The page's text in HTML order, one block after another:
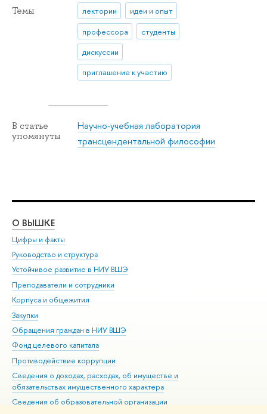
Темы лектории
идеи и опыт
профессора
студенты
дискуссии
приглашение к участию
В статье
упомянуты
Научно-учебная лаборатория
трансцендентальной философии
О ВЫШКЕ
Цифры и факты
Руководство и структура
Устойчивое развитие в НИУ ВШЭ
Преподаватели и сотрудники
Корпуса и общежития
Закупки
Обращения граждан в НИУ ВШЭ
Фонд целевого капитала
Противодействие коррупции
Сведения о доходах, расходах, об имуществе и
обязательствах имущественного характера
Сведения об образовательной организации